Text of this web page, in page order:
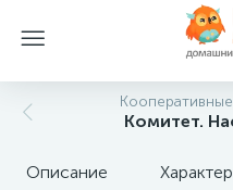
Комитет.
Описание